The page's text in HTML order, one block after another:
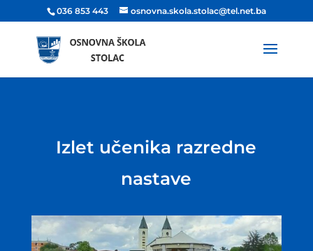
036 853 443 osnovna.skola.stolac@tel.net.ba
Izlet učenika razredne
nastave